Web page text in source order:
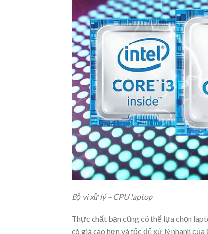
Bộ vi xử lý – CPU laptop
Thực chất bạn cũng có thể lựa chọn
có giá cao hơn và tốc độ xử lý nhanh